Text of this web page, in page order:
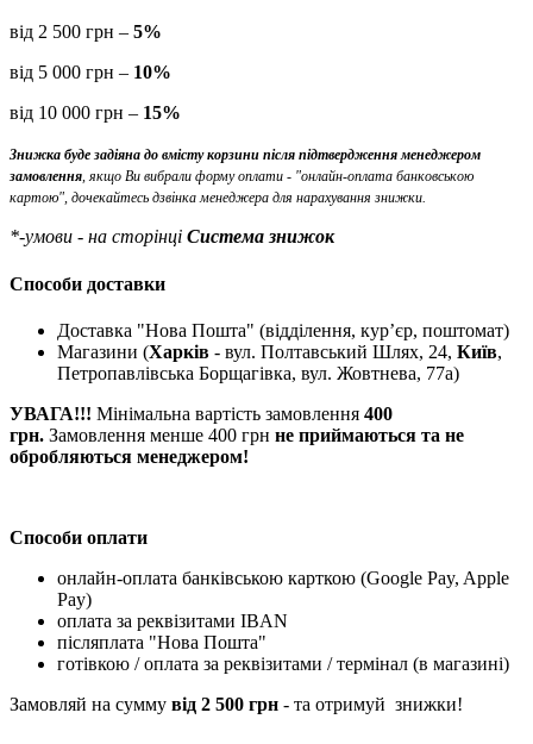
від 2 500 грн – 5%
від 5 000 грн – 10%
від 10 000 грн – 15%
Знижка буде задіяна до вмісту корзини після підтвердження менеджером
замовлення, якщо Ви вибрали форму оплати - "онлайн-оплата банковською
картою", дочекайтесь дзвінка менеджера для нарахування знижки.
*-умови - на сторінці Система знижок
Способи доставки
Доставка "Нова Пошта" (відділення, кур’єр, поштомат)
Магазини (Харків - вул. Полтавський Шлях, 24, Київ,
Петропавлівська Борщагівка, вул. Жовтнева, 77а)
УВАГА!!! Мінімальна вартість замовлення 400
грн. Замовлення менше 400 грн не приймаються та не
обробляються менеджером!
Способи оплати
онлайн-оплата банківською карткою (Google Pay, Apple
Pay)
оплата за реквізитами IBAN
післяплата "Нова Пошта"
готівкою / оплата за реквізитами / термінал (в магазині)
Замовляй на сумму від 2 500 грн - та отримуй знижки!